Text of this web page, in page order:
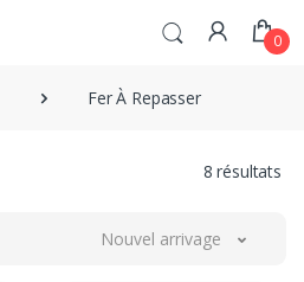
0
Fer À Repasser
8 résultats
Nouvel arrivage